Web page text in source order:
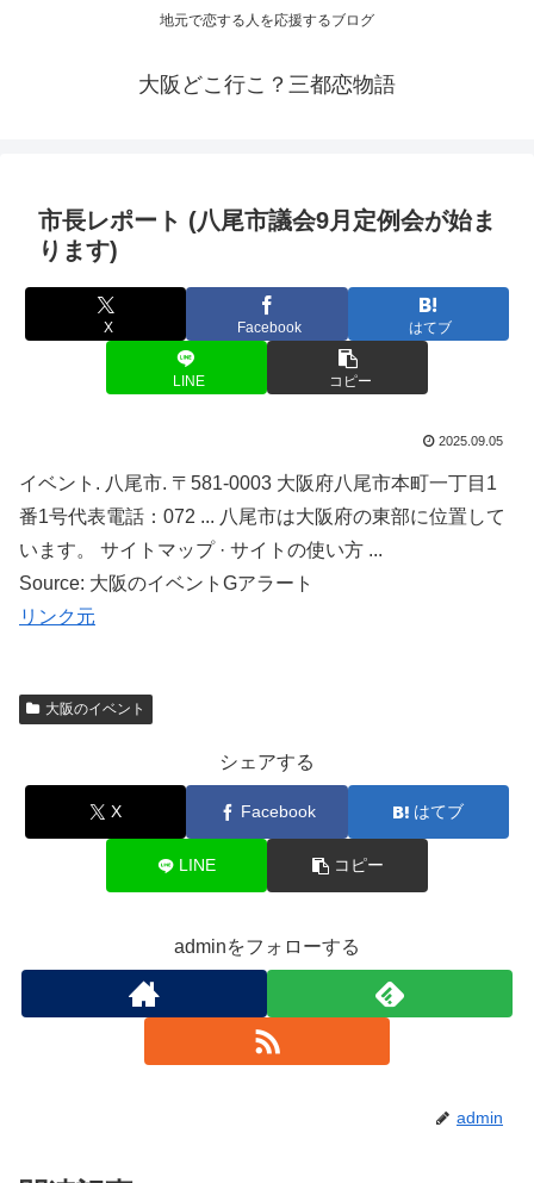
地元で恋する人を応援するブログ
大阪どこ行こ？三都恋物語
市長レポート (八尾市議会9月定例会が始ま
ります)
X Facebook はてブ
LINE コピー
2025.09.05
イベント. 八尾市. 〒581-0003 大阪府八尾市本町一丁目1
番1号代表電話：072 ... 八尾市は大阪府の東部に位置して
います。 サイトマップ · サイトの使い方 ...
Source: 大阪のイベントGアラート
リンク元
大阪のイベント
シェアする
X Facebook はてブ
LINE コピー
adminをフォローする
admin